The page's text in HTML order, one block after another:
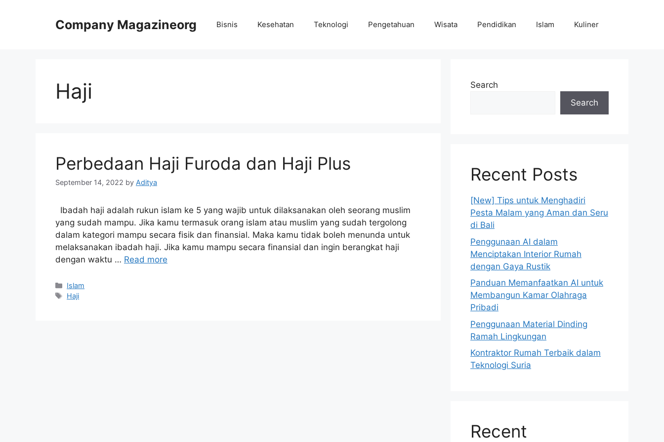
Company Magazineorg Bisnis Kesehatan Teknologi Pengetahuan Wisata Pendidikan Islam Kuliner
Haji
Perbedaan Haji Furoda dan Haji Plus
September 14, 2022 by Aditya
Ibadah haji adalah rukun islam ke 5 yang wajib untuk dilaksanakan oleh seorang muslim
yang sudah mampu. Jika kamu termasuk orang islam atau muslim yang sudah tergolong
dalam kategori mampu secara fisik dan finansial. Maka kamu tidak boleh menunda untuk
melaksanakan ibadah haji. Jika kamu mampu secara finansial dan ingin berangkat haji
dengan waktu … Read more
Categories
Islam
Tags
Haji
Search
Search
Recent Posts
[New] Tips untuk Menghadiri
Pesta Malam yang Aman dan Seru
di Bali
Penggunaan AI dalam
Menciptakan Interior Rumah
dengan Gaya Rustik
Panduan Memanfaatkan AI untuk
Membangun Kamar Olahraga
Pribadi
Penggunaan Material Dinding
Ramah Lingkungan
Kontraktor Rumah Terbaik dalam
Teknologi Suria
Recent